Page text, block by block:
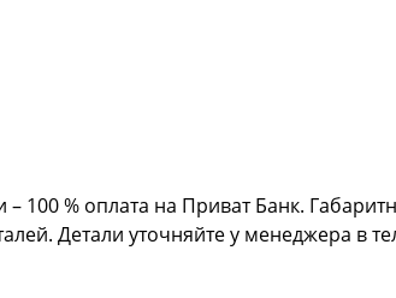
100 % оплата на Приват Банк.
Детали уточняйте у менеджера в